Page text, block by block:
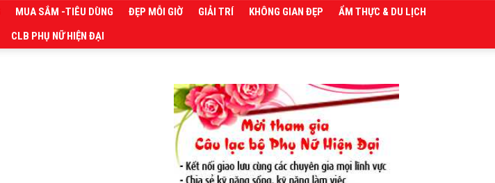
MUA SẮM -TIÊU DÙNG ĐẸP MỖI GIỜ GIẢI TRÍ KHÔNG GIAN ĐẸP
ẨM THỰC & DU LỊCH
CLB PHỤ NỮ HIỆN ĐẠI